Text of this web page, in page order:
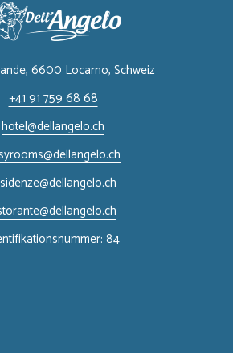
6600 Locarno, ​Schweiz
+41 91 759 68 68
hotel@dellangelo.ch
84